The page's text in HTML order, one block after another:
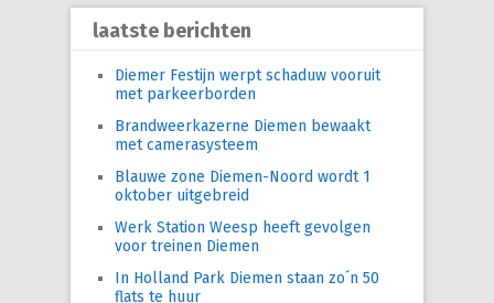
laatste berichten
Diemer Festijn werpt schaduw vooruit
met parkeerborden
Brandweerkazerne Diemen bewaakt
met camerasysteem
Blauwe zone Diemen-Noord wordt 1
oktober uitgebreid
Werk Station Weesp heeft gevolgen
voor treinen Diemen
In Holland Park Diemen staan zo´n 50
flats te huur